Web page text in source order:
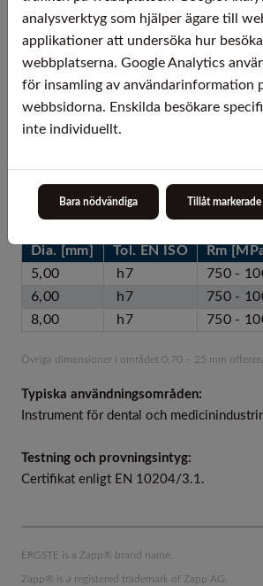
Längder om 3000 mm (±50 mm)
Toleranser:
Enligt DIN EN 10278 – ISO h07
Diameter: ISO h08 [mm]
ISO
>1 till 3
+0/-0,014
+0/-
>3 till 6
+0/-0,018
>10 till 18
+0/-0,027 +0/-
Lagerdimensioner (B.B.S. i
Dia. [mm] Tol. EN ISO Rm
5,00
h7 750 -
6,00
h7 750 -
8,00
h7 750 -
Övriga dimensioner i området 0,70 – 25 mm
Typiska användningsområden:
Instrument för dental och
Testning och provningsintyg:
Certifikat enligt EN 10204/3.1.
ERGSTE is a Zapp® brand name.
Zapp® is a registered trademark of Zapp AG.
analysverktyg som hjälper ägare till
applikationer att undersöka hur
webbplatserna. Google Analytics
för insamling av användarinformation
webbsidorna. Enskilda besökare
inte individuellt.
Bara nödvändiga Tillåt markerade